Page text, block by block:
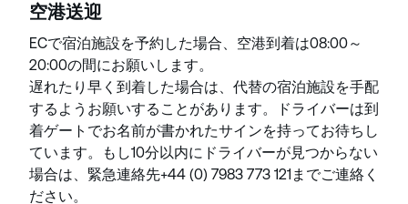
空港送迎
ECで宿泊施設を予約した場合、空港到着は08:00～
20:00の間にお願いします。
遅れたり早く到着した場合は、代替の宿泊施設を手配
するようお願いすることがあります。ドライバーは到
着ゲートでお名前が書かれたサインを持ってお待ちし
ています。もし10分以内にドライバーが見つからない
場合は、緊急連絡先+44 (0) 7983 773 121までご連絡く
ださい。